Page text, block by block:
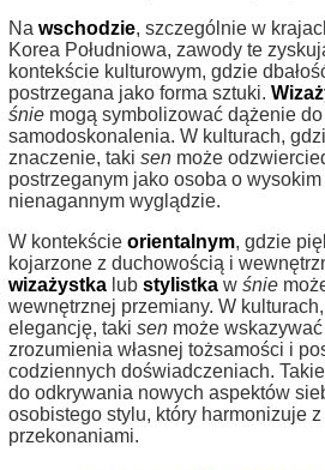
Na wschodzie, szczególnie w
Korea Południowa, zawody te
kontekście kulturowym, gdzie
postrzegana jako forma sztuki.
śnie mogą symbolizować dążenie
samodoskonalenia. W kulturach,
znaczenie, taki sen może
postrzeganym jako osoba o wysokim
nienagannym wyglądzie.
W kontekście orientalnym, gdzie
kojarzone z duchowością i
wizażystka lub stylistka w śnie
wewnętrznej przemiany. W
elegancję, taki sen może
zrozumienia własnej tożsamości i
codziennych doświadczeniach. Takie
do odkrywania nowych aspektów
osobistego stylu, który harmonizuje
przekonaniami.